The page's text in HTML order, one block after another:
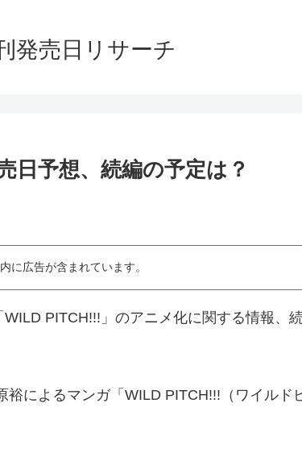
発売日リサーチ
日予想、続編の予定は？
に広告が含まれています。
PITCH!!!」のアニメ化に関する情報、
によるマンガ「WILD PITCH!!!（ワイルド